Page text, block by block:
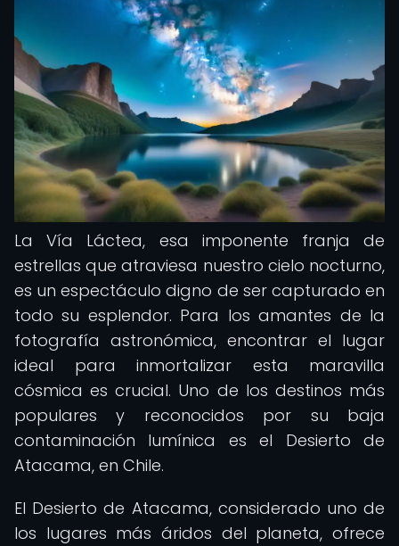
La Vía Láctea, esa imponente franja de
estrellas que atraviesa nuestro cielo nocturno,
es un espectáculo digno de ser capturado en
todo su esplendor. Para los amantes de la
fotografía astronómica, encontrar el lugar
ideal para inmortalizar esta maravilla
cósmica es crucial. Uno de los destinos más
populares y reconocidos por su baja
contaminación lumínica es el Desierto de
Atacama, en Chile.
El Desierto de Atacama, considerado uno de
los lugares más áridos del planeta, ofrece